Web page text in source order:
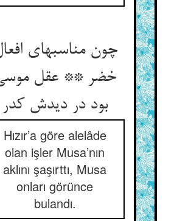
چون مناسبهای
خضر ** عقل
بود در دیدش کدر
Hızır’a göre alelâde
olan işler Musa’nın
aklını şaşırttı, Musa
onları görünce
bulandı.